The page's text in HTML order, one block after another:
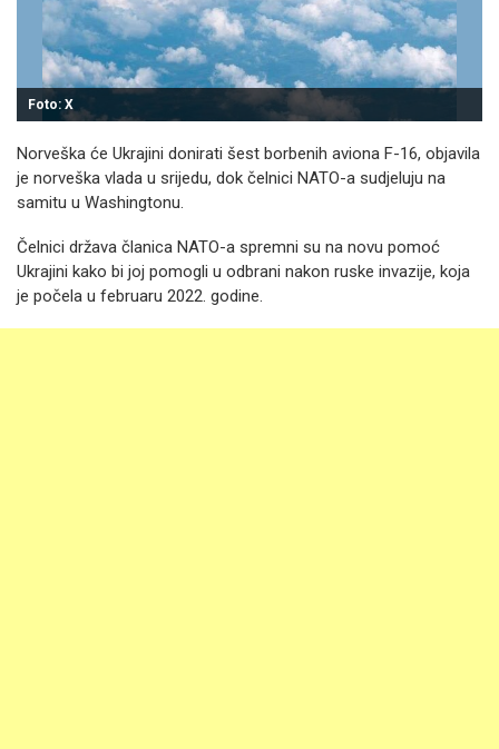
Foto: X
Norveška će Ukrajini donirati šest borbenih aviona F-16, objavila
je norveška vlada u srijedu, dok čelnici NATO-a sudjeluju na
samitu u Washingtonu.
Čelnici država članica NATO-a spremni su na novu pomoć
Ukrajini kako bi joj pomogli u odbrani nakon ruske invazije, koja
je počela u februaru 2022. godine.